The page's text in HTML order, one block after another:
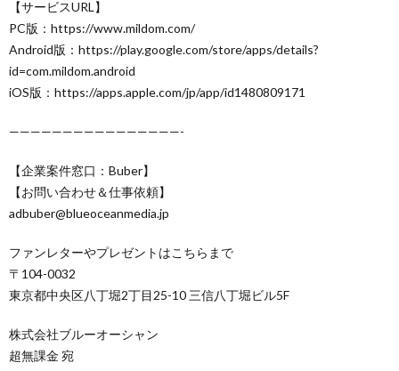
【サービスURL】
PC版：https://www.mildom.com/
Android版：https://play.google.com/store/apps/details?
id=com.mildom.android
iOS版：https://apps.apple.com/jp/app/id1480809171
————————————————-
【企業案件窓口：Buber】
【お問い合わせ＆仕事依頼】
adbuber@blueoceanmedia.jp
ファンレターやプレゼントはこちらまで
〒104-0032
東京都中央区八丁堀2丁目25-10 三信八丁堀ビル5F
株式会社ブルーオーシャン
超無課金 宛